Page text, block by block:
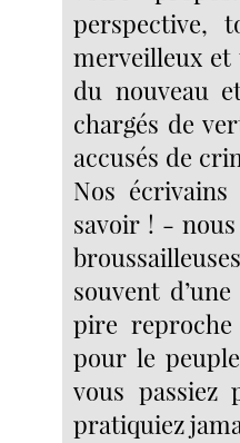
perspective,
merveilleux et
du nouveau
chargés de
accusés de
Nos
savoir ! -
souvent
pire
pour le
vous passiez
pratiquiez